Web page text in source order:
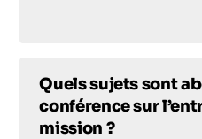
Quels sujets sont
conférence sur
mission ?